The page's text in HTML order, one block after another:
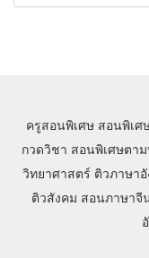
ครูสอนพิเศษ สอนพิเศ
กวดวิชา สอนพิเศษตา
วิทยาศาสตร์ ติวภาษา
ติวสังคม สอนภาษาจี